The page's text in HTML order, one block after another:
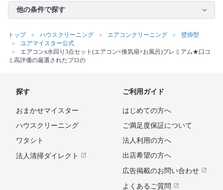
他の条件で探す
トップ ハウスクリーニング エアコンクリーニング
壁掛型
ユアマイスター公式
エアコンx水回り3点セット(エアコン×換気扇×お風呂)プレミアム★口コ
ミ高評価の厳選されたプロの
探す
おまかせマイスター
ハウスクリーニング
ワタシト
法人清掃ダイレクト
ご利用ガイド
はじめての方へ
ご満足度保証について
法人利用の方へ
出店希望の方へ
広告掲載のお問い合わせ
よくあるご質問